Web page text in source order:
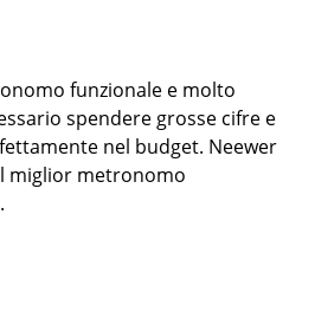
funzionale e molto
spendere grosse cifre e
nel budget. Neewer
miglior metronomo